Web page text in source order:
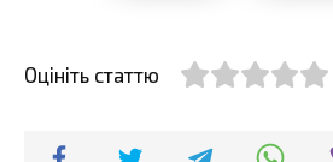
Оцініть статтю